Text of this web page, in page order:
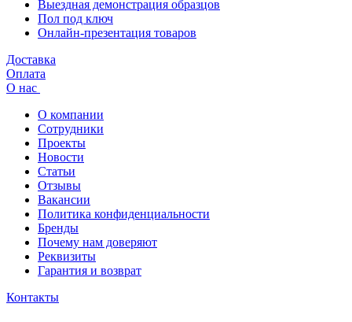
Выездная демонстрация образцов
Пол под ключ
Онлайн-презентация товаров
Доставка
Оплата
О нас
О компании
Сотрудники
Проекты
Новости
Статьи
Отзывы
Вакансии
Политика конфиденциальности
Бренды
Почему нам доверяют
Реквизиты
Гарантия и возврат
Контакты